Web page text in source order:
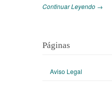
Continuar Leyendo →
Páginas
Aviso Legal